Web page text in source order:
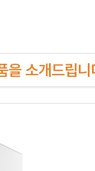
소개드립니